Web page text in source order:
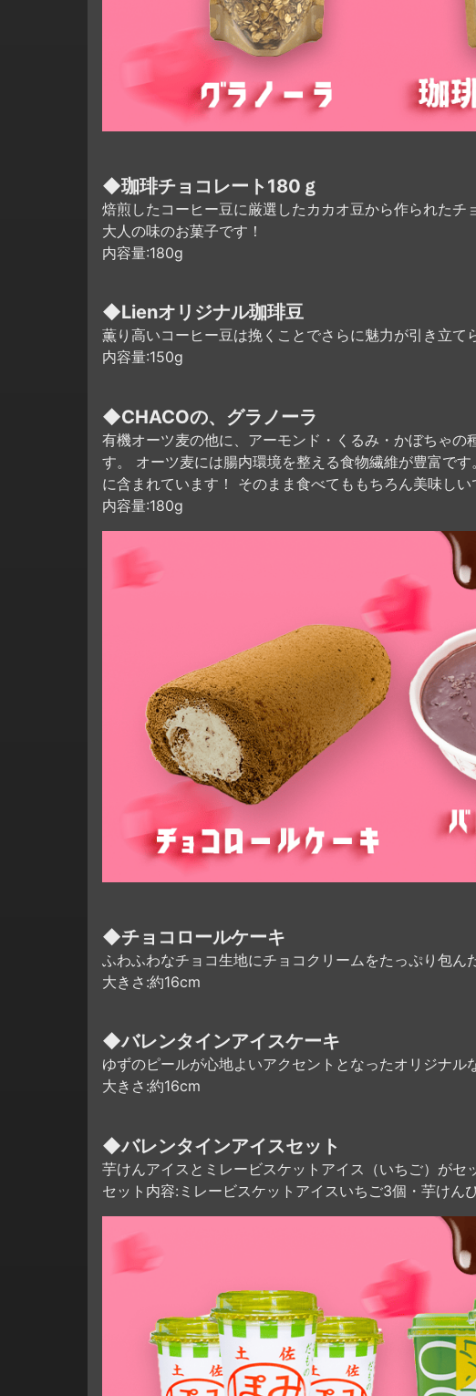
◆珈琲チョコレート180ｇ
焙煎したコーヒー豆に厳選したカカオ豆から作られたチ
大人の味のお菓子です！
内容量:180g
◆Lienオリジナル珈琲豆
薫り高いコーヒー豆は挽くことでさらに魅力が引き立て
内容量:150g
◆CHACOの、グラノーラ
有機オーツ麦の他に、アーモンド・くるみ・かぼちゃ
す。 オーツ麦には腸内環境を整える食物繊維が豊富で
に含まれています！ そのまま食べてももちろん美味し
内容量:180g
◆チョコロールケーキ
ふわふわなチョコ生地にチョコクリームをたっぷり包ん
大きさ:約16cm
◆バレンタインアイスケーキ
ゆずのピールが心地よいアクセントとなったオリジナル
大きさ:約16cm
◆バレンタインアイスセット
芋けんアイスとミレービスケットアイス（いちご）がセ
セット内容:ミレービスケットアイスいちご3個・芋けん